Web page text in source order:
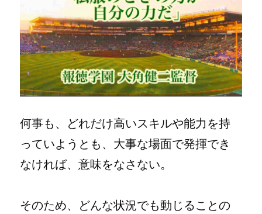
何事も、どれだけ高いスキルや能力を持
っていようとも、大事な場面で発揮でき
なければ、意味をなさない。
そのため、どんな状況でも動じることの